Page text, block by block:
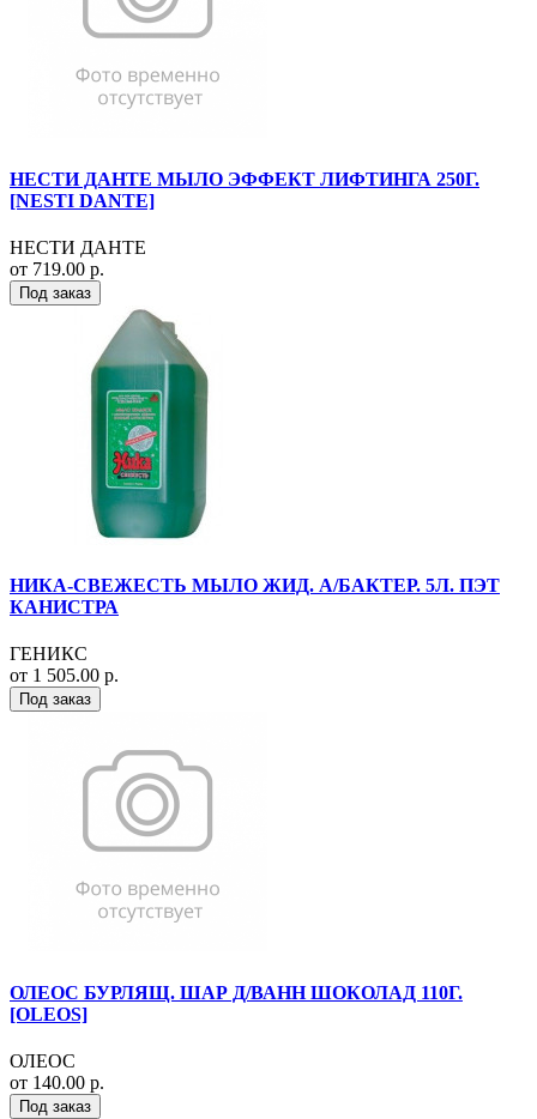
НЕСТИ ДАНТЕ МЫЛО ЭФФЕКТ ЛИФТИНГА 250Г.
[NESTI DANTE]
НЕСТИ ДАНТЕ
от 719.00 р.
Под заказ
НИКА-СВЕЖЕСТЬ МЫЛО ЖИД. А/БАКТЕР. 5Л. ПЭТ
КАНИСТРА
ГЕНИКС
от 1 505.00 р.
Под заказ
ОЛЕОС БУРЛЯЩ. ШАР Д/ВАНН ШОКОЛАД 110Г.
[OLEOS]
ОЛЕОС
от 140.00 р.
Под заказ